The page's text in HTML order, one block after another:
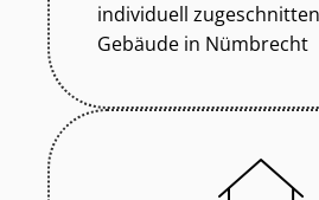
individuell
Gebäude in Nümbrecht